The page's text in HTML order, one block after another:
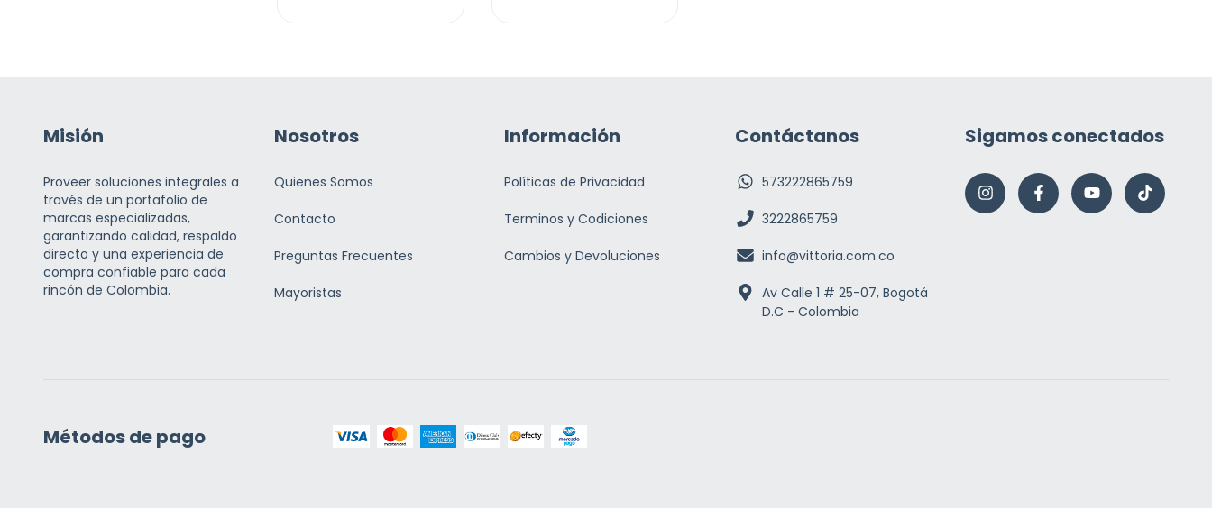
Misión
Proveer soluciones integrales a
través de un portafolio de
marcas especializadas,
garantizando calidad, respaldo
directo y una experiencia de
compra confiable para cada
rincón de Colombia.
Nosotros
Quienes Somos
Contacto
Preguntas Frecuentes
Mayoristas
Información
Políticas de Privacidad
Terminos y Codiciones
Cambios y Devoluciones
Contáctanos
573222865759
3222865759
info@vittoria.com.co
Av Calle 1 # 25-07, Bogotá
D.C - Colombia
Sigamos conectados
Métodos de pago